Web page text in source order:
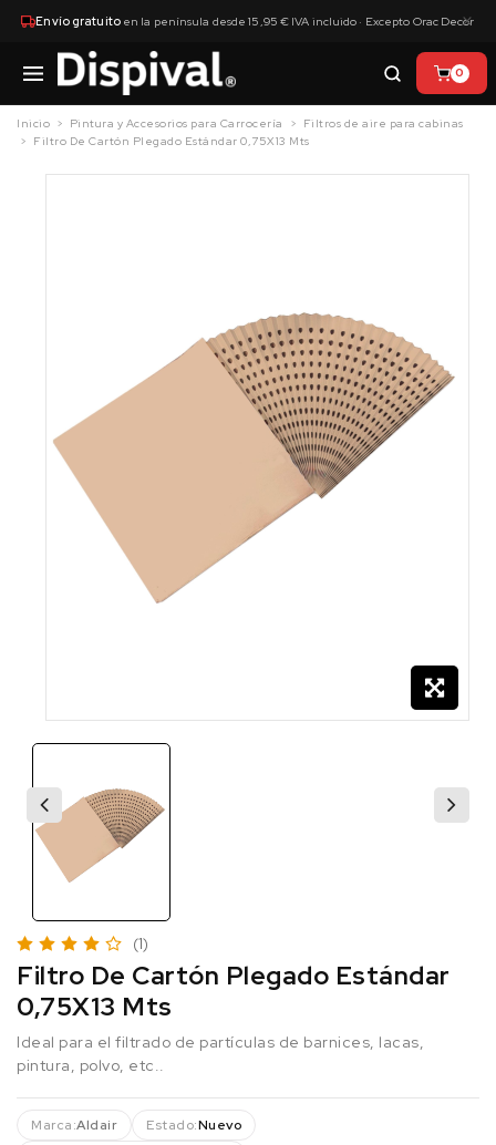
Envío gratuitoen la península desde 15,95 € IVA incluido · Excepto Orac Decor
×
0
Inicio Pintura y Accesorios para Carrocería
Filtros de aire para cabinas
Filtro De Cartón Plegado Estándar 0,75X13 Mts
(1)
Filtro De Cartón Plegado Estándar
0,75X13 Mts
Ideal para el filtrado de partículas de barnices, lacas,
pintura, polvo, etc..
Marca:Aldair Estado:Nuevo